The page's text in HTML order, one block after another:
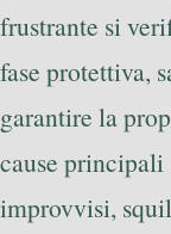
frustrante si
fase protettiva,
garantire la
cause principali
improvvisi,